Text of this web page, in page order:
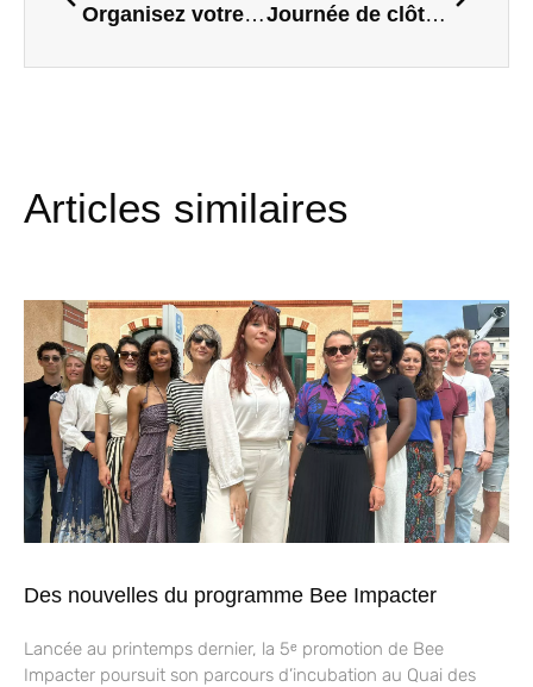
Organisez votre événement de fin d’année avec vos équipes au Quai des possibles ! Journée de clôture de la 4ème promotion du Programme Coup d’Envoi !
Articles similaires
Des nouvelles du programme Bee Impacter
Lancée au printemps dernier, la 5ᵉ promotion de Bee
Impacter poursuit son parcours d’incubation au Quai des